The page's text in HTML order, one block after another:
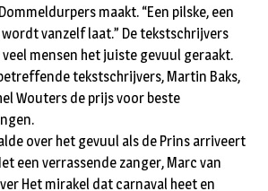
maakt. “Een pilske, een
vanzelf laat.” De tekstschrijvers
mensen het juiste gevuul geraakt.
tekstschrijvers, Martin Baks,
Wouters de prijs voor beste
over het gevuul als de Prins arriveert
een verrassende zanger, Marc van
Het mirakel dat carnaval heet en